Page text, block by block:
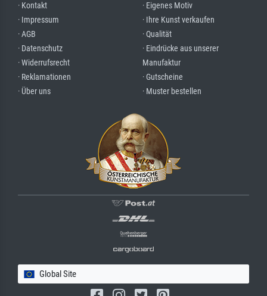
· Kontakt
· Impressum
· AGB
· Datenschutz
· Widerrufsrecht
· Reklamationen
· Über uns
· Eigenes Motiv
· Ihre Kunst verkaufen
· Qualität
· Eindrücke aus unserer
Manufaktur
· Gutscheine
· Muster bestellen
Global Site